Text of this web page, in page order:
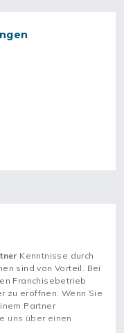
Kenntnisse durch
sind von Vorteil. Bei
Franchisebetrieb
zu eröffnen. Wenn Sie
Partner
uns über einen